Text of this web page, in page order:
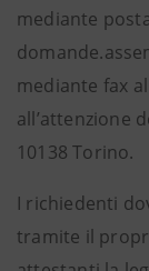
mediante
mediante fax
all’attenzione
10138 Torino.
I richiedenti
tramite il